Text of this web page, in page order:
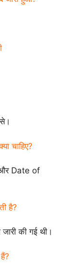
चाहिए?
Date of
है?
की गई थी।